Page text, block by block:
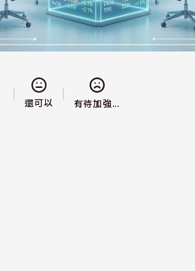
還可以 有待加強...